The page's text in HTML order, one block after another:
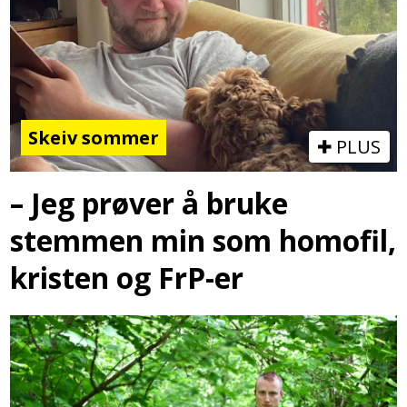
Skeiv sommer PLUS
– Jeg prøver å bruke
stemmen min som homofil,
kristen og FrP-er